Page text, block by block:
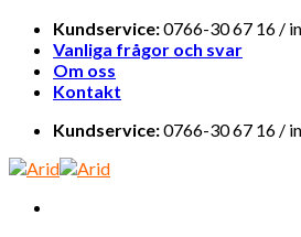
Skip
content
Kundservice:0766-30 67 16 /
Vanliga frågor och svar
Om oss
Kontakt
Kundservice:0766-30 67 16 /